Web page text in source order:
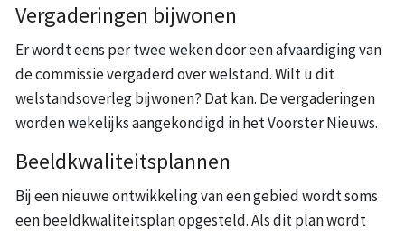
Vergaderingen bijwonen
Er wordt eens per twee weken door een afvaardiging van
de commissie vergaderd over welstand. Wilt u dit
welstandsoverleg bijwonen? Dat kan. De vergaderingen
worden wekelijks aangekondigd in het Voorster Nieuws.
Beeldkwaliteitsplannen
Bij een nieuwe ontwikkeling van een gebied wordt soms
een beeldkwaliteitsplan opgesteld. Als dit plan wordt